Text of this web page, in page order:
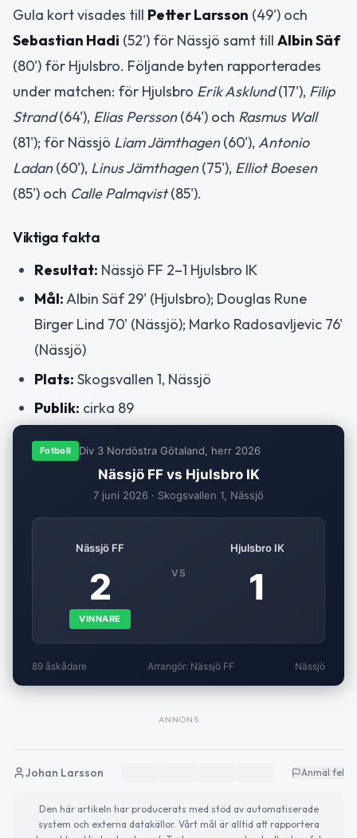
Gula kort visades till Petter Larsson (49') och
Sebastian Hadi (52') för Nässjö samt till Albin Säf
(80') för Hjulsbro. Följande byten rapporterades
under matchen: för Hjulsbro Erik Asklund(17'), Filip
Strand(64'), Elias Persson(64') och Rasmus Wall
(81'); för Nässjö Liam Jämthagen(60'), Antonio
Ladan(60'), Linus Jämthagen(75'), Elliot Boesen
(85') och Calle Palmqvist(85').
Viktiga fakta
Resultat: Nässjö FF 2–1 Hjulsbro IK
Mål:Albin Säf 29' (Hjulsbro); Douglas Rune
Birger Lind 70' (Nässjö); Marko Radosavljevic 76'
(Nässjö)
Plats: Skogsvallen 1, Nässjö
Publik: cirka 89
Fotboll Div 3 Nordöstra Götaland, herr 2026
Nässjö FF vs Hjulsbro IK
7 juni 2026 · Skogsvallen 1, Nässjö
Nässjö FF
2
VINNARE
VS
Hjulsbro IK
1
89 åskådare Arrangör: Nässjö FF Nässjö
ANNONS
Johan Larsson Anmäl fel
Den här artikeln har producerats med stöd av automatiserade
system och externa datakällor. Vårt mål är alltid att rapportera